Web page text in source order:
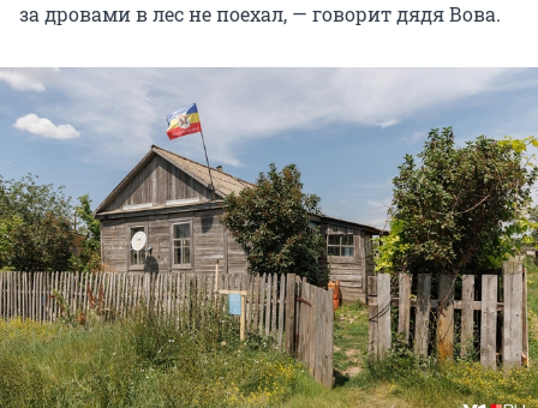
за дровами в лес не поехал, — говорит дядя Вова.